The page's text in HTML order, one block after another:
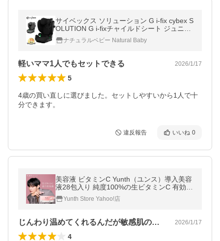
サイベックス ソリューション G i-fix cybex S
OLUTION G i-fixチャイルドシート ジュニア
シート正規品
ナチュラルベビー Natural Baby
軽いママ1人でもセットできる 2026/1/17
5
4歳の買い直しに選びました。セットしやすいから1人で十
分できます。
違反報告 いいね 0
美容液 ビタミンC Yunth（ユンス）導入美容
液28包入り 純度100%の生ビタミンC 有効成
分アスコルビン酸 水不使用 防腐剤フリー 爆
買Yunth Store Yahoo!店
じんわり温めてくれるんだが敏感肌の方に… 2026/1/17
4